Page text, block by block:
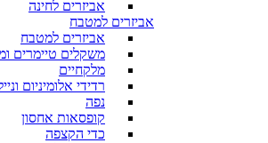
אביזרים לחינה
אביזרים למטבח
אביזרים למטבח
משקלים טיימרים
מלקחיים
רדידי אלומיניום
נפה
קופסאות אחסון
כדי הקצפה